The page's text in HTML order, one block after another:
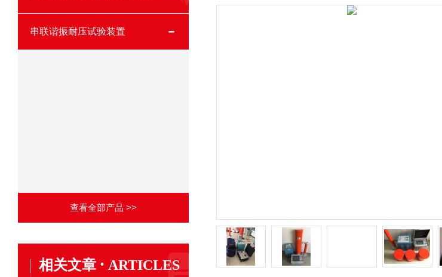
串联谐振耐压试验装置
查看全部产品 >>
相关文章 · ARTICLES